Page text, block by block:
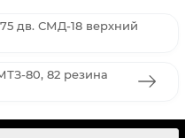
дв. СМД-18 верхний
80, 82 резина